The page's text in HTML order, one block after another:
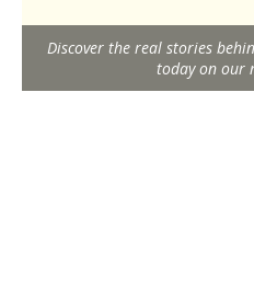
Discover the real stories
today on our